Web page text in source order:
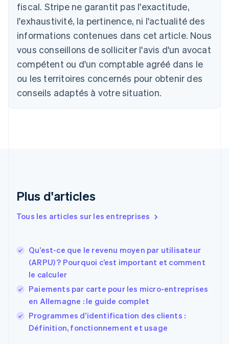
fiscal. Stripe ne garantit pas l'exactitude,
l'exhaustivité, la pertinence, ni l'actualité des
informations contenues dans cet article. Nous
vous conseillons de solliciter l'avis d'un avocat
compétent ou d'un comptable agréé dans le
ou les territoires concernés pour obtenir des
conseils adaptés à votre situation.
Plus d'articles
Tous les articles sur les entreprises
Qu’est-ce que le revenu moyen par utilisateur
(ARPU) ? Pourquoi c’est important et comment
le calculer
Paiements par carte pour les micro-entreprises
en Allemagne : le guide complet
Programmes d’identification des clients :
Définition, fonctionnement et usage
NederlandsFrançaisDeutschEnglish
Brésil
Português
Bulgarie
English
Canada
Chine continentale
简体中文English
Español English
English
Finlande
EnglishSvenska
France
Gibraltar
English
Grèce
English
Hongrie